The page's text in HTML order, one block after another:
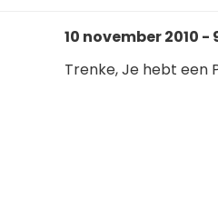
10 november 2010 -
Trenke, Je hebt een